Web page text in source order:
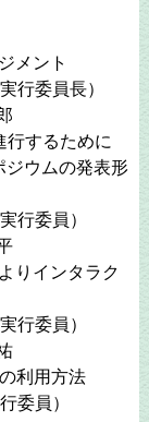
メント
委員長）
するために
ウムの発表形
行委員）
りインタラク
行委員）
利用方法
委員）